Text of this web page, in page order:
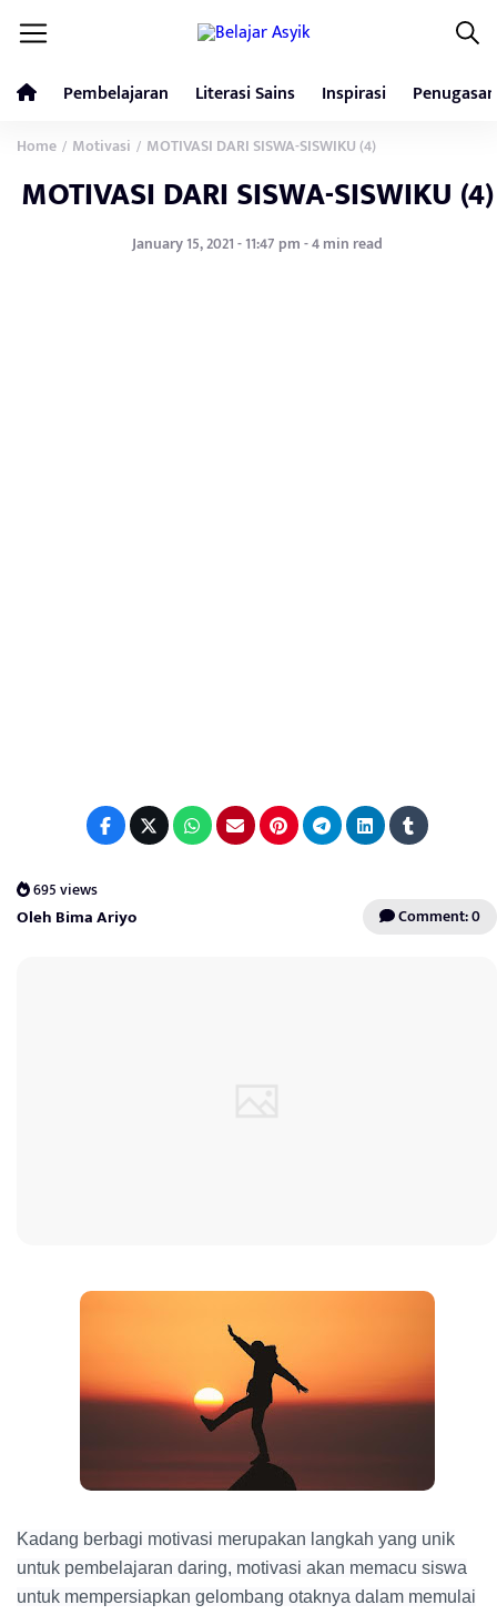
Pembelajaran Literasi Sains Inspirasi Penugasan
Home / Motivasi / MOTIVASI DARI SISWA-SISWIKU (4)
MOTIVASI DARI SISWA-SISWIKU (4)
January 15, 2021 - 11:47 pm - 4 min read
695 views
Oleh Bima Ariyo Comment: 0
Kadang berbagi motivasi merupakan langkah yang unik
untuk pembelajaran daring, motivasi akan memacu siswa
untuk mempersiapkan gelombang otaknya dalam memulai